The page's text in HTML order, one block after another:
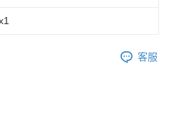
客服